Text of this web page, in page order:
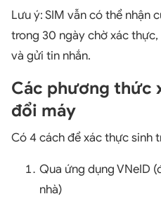
Lưu ý: SIM vẫn có thể nhận
trong 30 ngày chờ xác
và gửi tin nhắn.
Các phương thức
đổi máy
Có 4 cách để xác thực sinh
Qua ứng dụng VNeID
nhà)